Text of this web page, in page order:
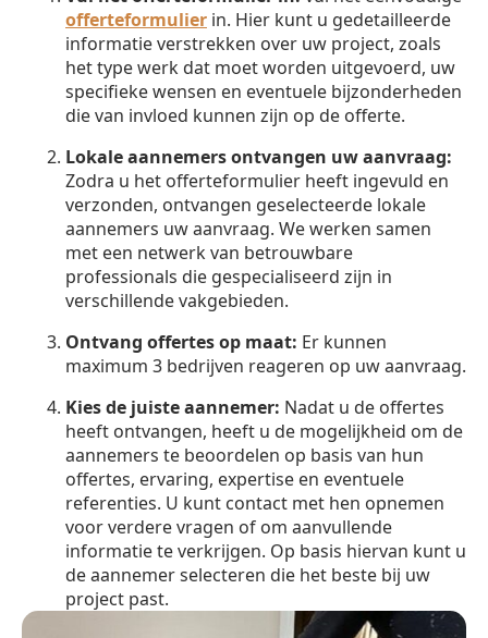
offerteformulier in. Hier kunt u gedetailleerde
informatie verstrekken over uw project, zoals
het type werk dat moet worden uitgevoerd, uw
specifieke wensen en eventuele bijzonderheden
die van invloed kunnen zijn op de offerte.
Lokale aannemers ontvangen uw aanvraag:
Zodra u het offerteformulier heeft ingevuld en
verzonden, ontvangen geselecteerde lokale
aannemers uw aanvraag. We werken samen
met een netwerk van betrouwbare
professionals die gespecialiseerd zijn in
verschillende vakgebieden.
Ontvang offertes op maat: Er kunnen
maximum 3 bedrijven reageren op uw aanvraag.
Kies de juiste aannemer: Nadat u de offertes
heeft ontvangen, heeft u de mogelijkheid om de
aannemers te beoordelen op basis van hun
offertes, ervaring, expertise en eventuele
referenties. U kunt contact met hen opnemen
voor verdere vragen of om aanvullende
informatie te verkrijgen. Op basis hiervan kunt u
de aannemer selecteren die het beste bij uw
project past.